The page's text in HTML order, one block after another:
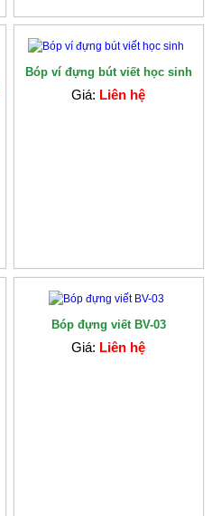
Bóp ví đựng bút viết học sinh
Giá: Liên hệ
Bóp đựng viết BV-03
Giá: Liên hệ